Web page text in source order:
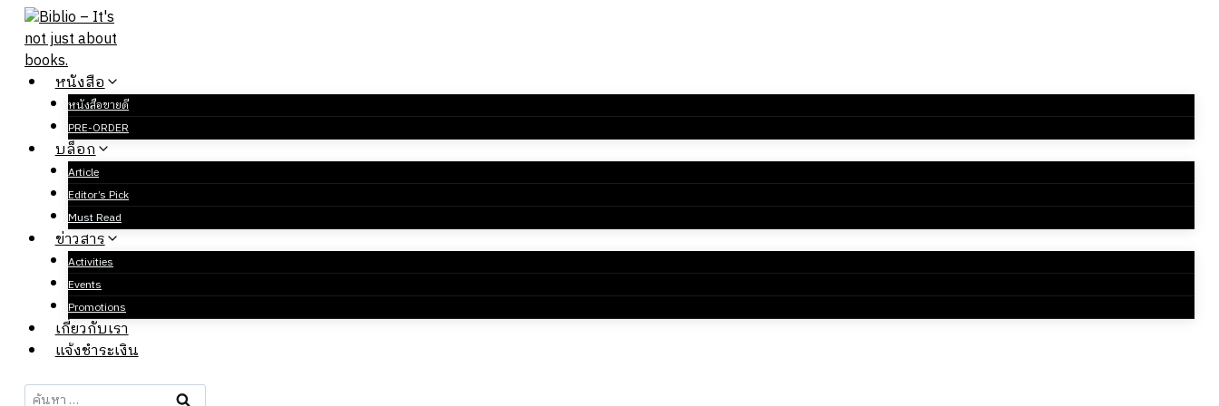
Skip
content
หนังสือ
หนังสือขายดี
PRE-ORDER
บล็อก
Article
Editor’s Pick
Must Read
ข่าวสาร
Activities
Events
Promotions
เกี่ยวกับเรา
แจ้งชำระเงิน
ค้นหา